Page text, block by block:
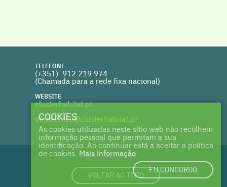
TELEFONE
(+351) 912 219 974
(Chamada para a rede fixa nacional)
WEBSITE
clusterhabitat.pt
deptecnico@clusterhabitat.pt
VOLTAR AO TOPO
COOKIES
As cookies utilizadas neste sítio web não recolhem
informação pessoal que permitam a sua
identificação. Ao continuar está a aceitar a política
de cookies. Mais informação
EU CONCORDO